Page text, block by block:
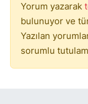
Yorum yazarak
bulunuyor ve
Yazılan
sorumlu